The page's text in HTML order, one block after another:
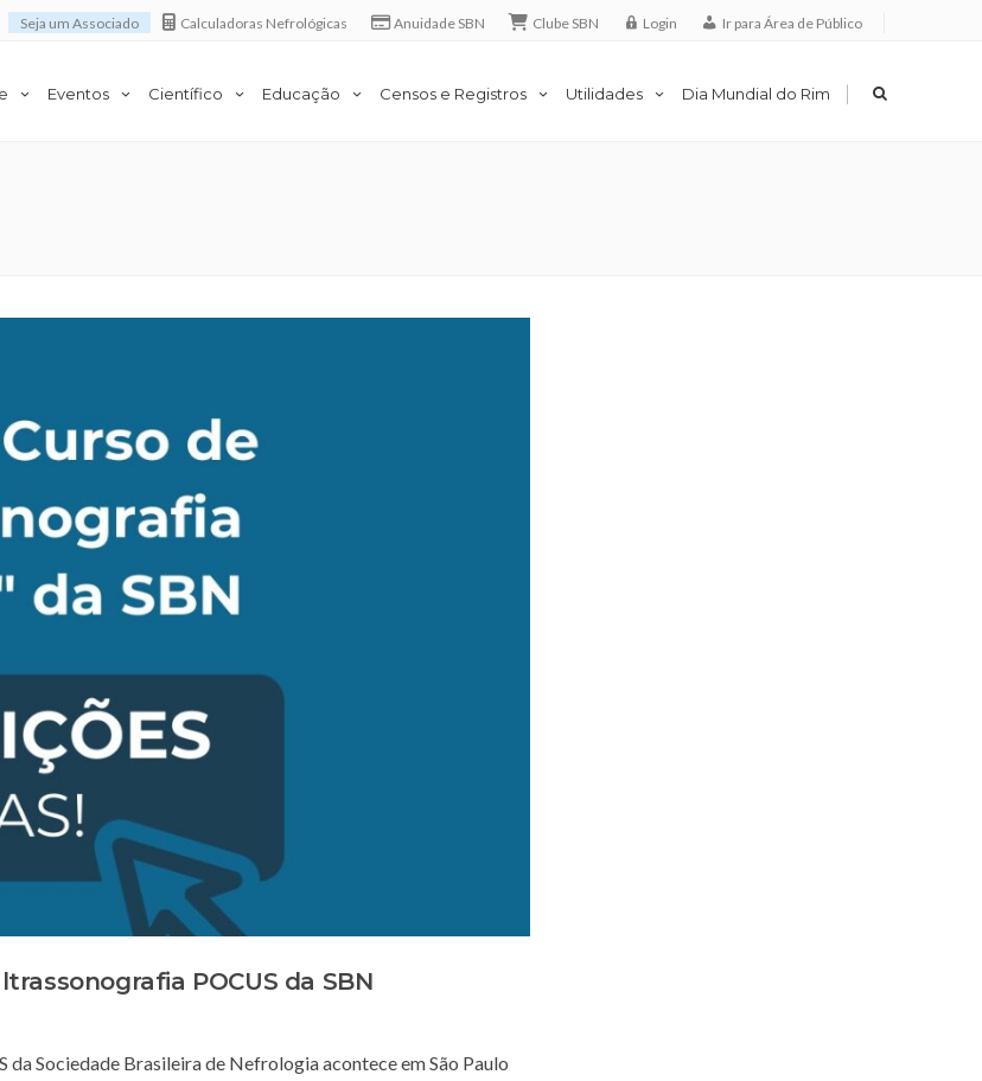
Seja um Associado Calculadoras Nefrológicas Anuidade SBN Clube SBN Login Ir para Área de Público
Eventos Científico Educação Censos e Registros Utilidades Dia Mundial do Rim |
POCUS da SBN
Sociedade Brasileira de Nefrologia acontece em São Paulo